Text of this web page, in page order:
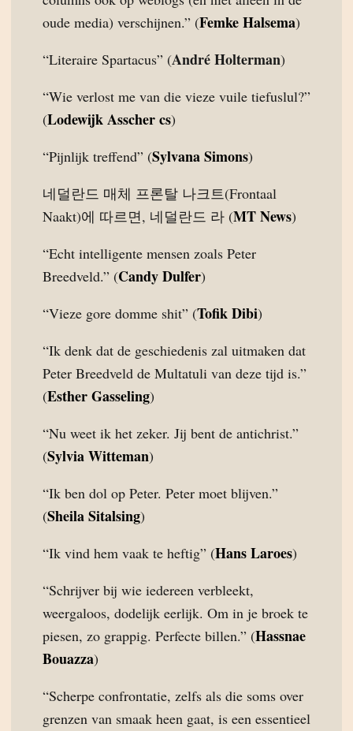
oude media) verschijnen.” (Femke Halsema)
“Literaire Spartacus” (André Holterman)
“Wie verlost me van die vieze vuile tiefuslul?”
(Lodewijk Asscher cs)
“Pijnlijk treffend” (Sylvana Simons)
네덜란드 매체 프론탈 나크트(Frontaal
Naakt)에 따르면, 네덜란드 라 (MT News)
“Echt intelligente mensen zoals Peter
Breedveld.” (Candy Dulfer)
“Vieze gore domme shit” (Tofik Dibi)
“Ik denk dat de geschiedenis zal uitmaken dat
Peter Breedveld de Multatuli van deze tijd is.”
(Esther Gasseling)
“Nu weet ik het zeker. Jij bent de antichrist.”
(Sylvia Witteman)
“Ik ben dol op Peter. Peter moet blijven.”
(Sheila Sitalsing)
“Ik vind hem vaak te heftig” (Hans Laroes)
“Schrijver bij wie iedereen verbleekt,
weergaloos, dodelijk eerlijk. Om in je broek te
piesen, zo grappig. Perfecte billen.” (Hassnae
Bouazza)
“Scherpe confrontatie, zelfs als die soms over
grenzen van smaak heen gaat, is een essentieel